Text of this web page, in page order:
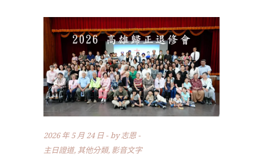
2026 年 5 月 24 日 by志恩
主日證道, 其他分類, 影音文字